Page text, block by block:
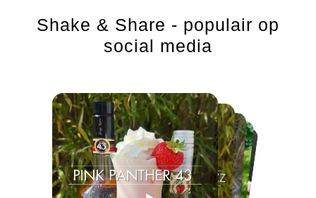
Shake & Share - populair op
social media